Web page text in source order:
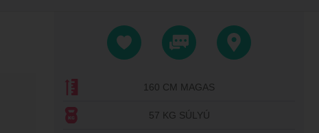
160 CM MAGAS
57 KG SÚLYÚ